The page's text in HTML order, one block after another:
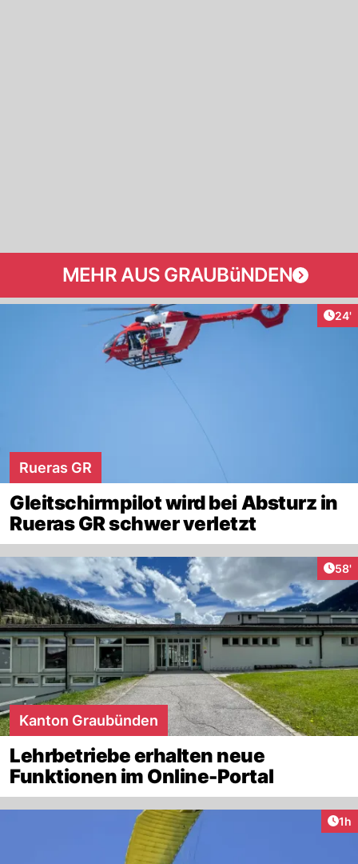
MEHR AUS GRAUBüNDEN
24'
Rueras GR
Gleitschirmpilot wird bei Absturz in
Rueras GR schwer verletzt
58'
Kanton Graubünden
Lehrbetriebe erhalten neue
Funktionen im Online-Portal
1h